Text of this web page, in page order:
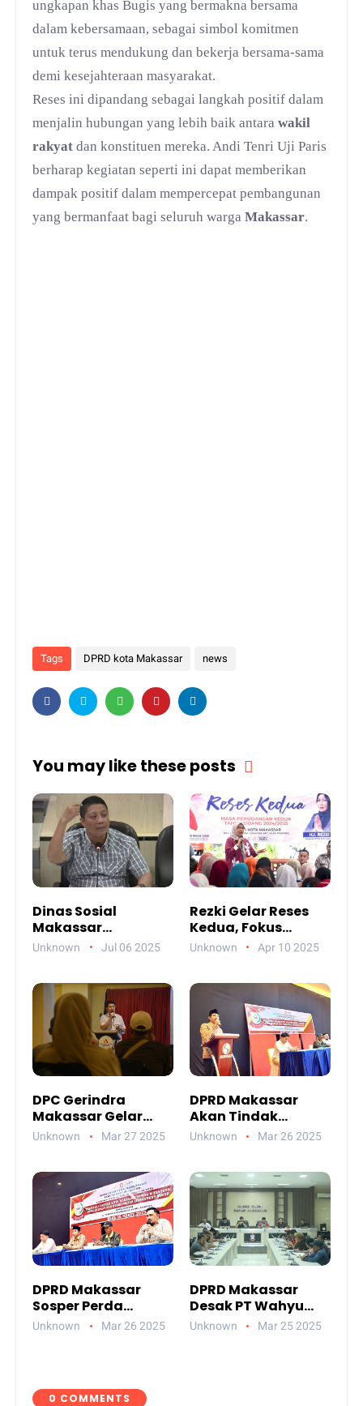
ungkapan khas Bugis yang bermakna bersama
dalam kebersamaan, sebagai simbol komitmen
untuk terus mendukung dan bekerja bersama-sama
demi kesejahteraan masyarakat.
Reses ini dipandang sebagai langkah positif dalam
menjalin hubungan yang lebih baik antarawakil
rakyat dan konstituen mereka. Andi Tenri Uji Paris
berharap kegiatan seperti ini dapat memberikan
dampak positif dalam mempercepat pembangunan
yang bermanfaat bagi seluruh wargaMakassar.
Tags DPRD kota Makassar news
You may like these posts
Dinas Sosial
Makassar
Paparkan
Unknown Jul 06 2025
Rezki Gelar Reses
Kedua, Fokus
Perbaikan Drainase
Unknown Apr 10 2025
DPC Gerindra
Makassar Gelar
Buka Puasa
Unknown Mar 27 2025
DPRD Makassar
Akan Tindak
Pelanggar Perda
Unknown Mar 26 2025
DPRD Makassar
Sosper Perda
Lingkungan Hidup
Unknown Mar 26 2025
DPRD Makassar
Desak PT Wahyu
Pradana Jelaskan
Unknown Mar 25 2025
0 COMMENTS